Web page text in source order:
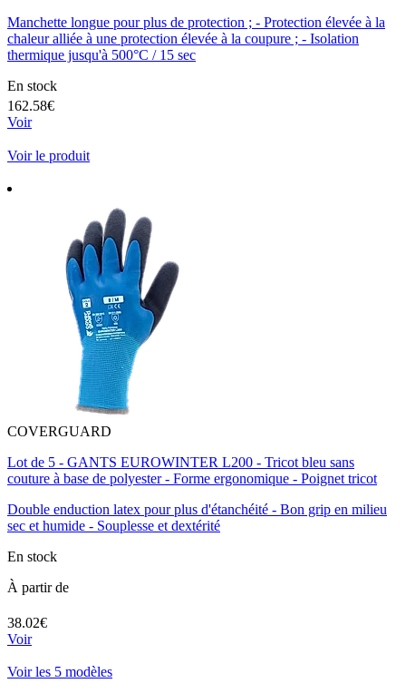
Manchette longue pour plus de protection ; - Protection élevée à la
chaleur alliée à une protection élevée à la coupure ; - Isolation
thermique jusqu'à 500°C / 15 sec
En stock
162.58€
Voir
Voir le produit
COVERGUARD
Lot de 5 - GANTS EUROWINTER L200 - Tricot bleu sans
couture à base de polyester - Forme ergonomique - Poignet tricot
Double enduction latex pour plus d'étanchéité - Bon grip en milieu
sec et humide - Souplesse et dextérité
En stock
À partir de
38.02€
Voir
Voir les 5 modèles